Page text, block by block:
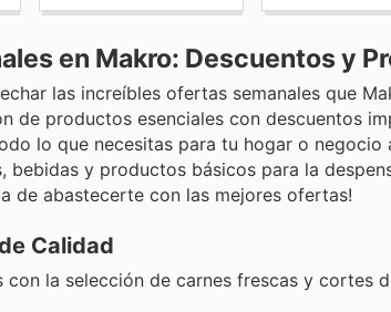
en Makro: Descuentos y
las increíbles ofertas semanales que
de productos esenciales con descuentos
lo que necesitas para tu hogar o
bebidas y productos básicos para la
de abastecerte con las mejores ofertas!
Calidad
con la selección de carnes frescas y cortes